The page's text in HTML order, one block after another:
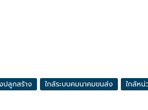
ปลูกสร้าง ใกล้ระบบคมนาคมขนส่ง ใกล้หน่